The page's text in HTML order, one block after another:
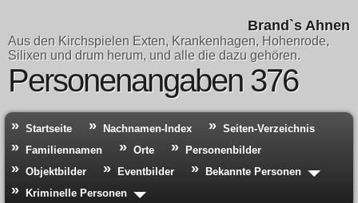
Brand`s Ahnen
Aus den Kirchspielen Exten, Krankenhagen, Hohenrode,
Silixen und drum herum, und alle die dazu gehören.
Personenangaben 376
Startseite Nachnamen-Index
Seiten-Verzeichnis
Familiennamen
Orte
Personenbilder
Objektbilder
Eventbilder
Bekannte Personen
Kriminelle Personen